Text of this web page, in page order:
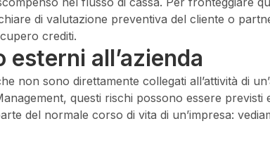
di valutazione preventiva del cliente o
crediti.
all’azienda
non sono direttamente collegati all’attività di
questi rischi possono essere previsti
del normale corso di vita di un’impresa: